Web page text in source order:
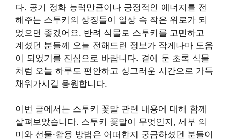
다. 공기 정화 능력만큼이나 긍정적인 에너지를 전
해주는 스투키의 상징들이 일상 속 작은 위로가 되
었으면 좋겠어요. 반려 식물로 스투키를 고민하고
계셨던 분들께 오늘 전해드린 정보가 작게나마 도움
이 되었기를 진심으로 바랍니다. 곁에 둔 초록 식물
처럼 오늘 하루도 편안하고 싱그러운 시간으로 가득
채워가시길 응원합니다.
이번 글에서는 스투키 꽃말 관련 내용에 대해 함께
살펴보았습니다. 스투키 꽃말이 무엇인지, 세부 의
미와 선물·활용 방법은 어떠한지 궁금하셨던 분들이